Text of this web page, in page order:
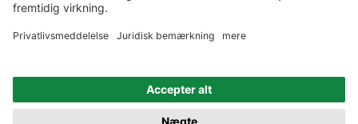
Over 7.000 vine